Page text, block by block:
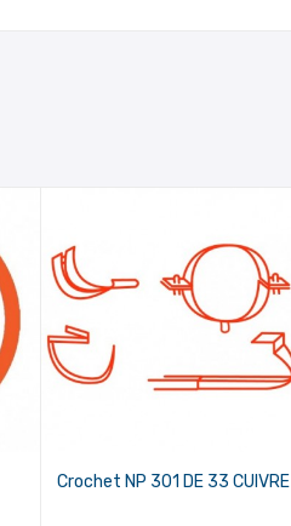
Crochet NP 301 DE 33 CUIVRE